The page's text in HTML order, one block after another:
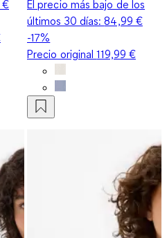
€
El precio más bajo de los
últimos 30 días:84,99 €
-17%
Precio original119,99 €